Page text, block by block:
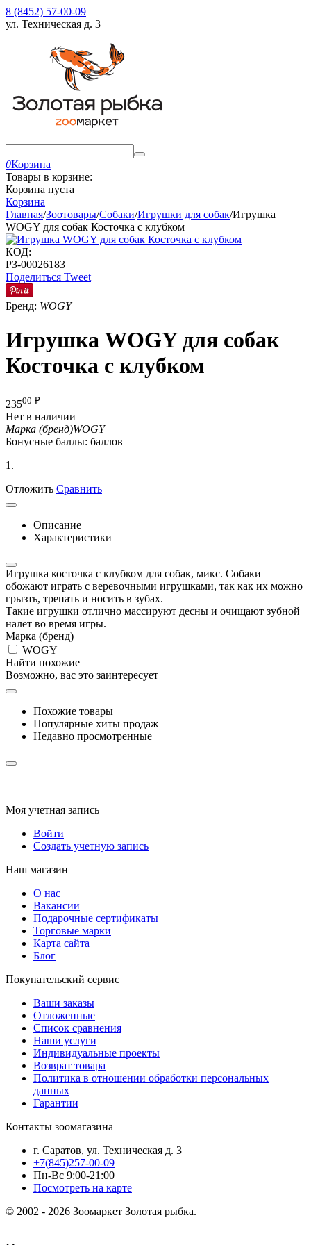
8 (8452) 57-00-09
ул. Техническая д. 3
0Корзина
Товары в корзине:
Корзина пуста
Корзина
Главная/Зоотовары/Собаки/Игрушки для собак/Игрушка
WOGY для собак Косточка с клубком
КОД:
РЗ-00026183
Поделиться Tweet
Бренд: WOGY
Игрушка WOGY для собак
Косточка с клубком
23500 ₽
Нет в наличии
Марка (бренд)WOGY
Бонусные баллы: баллов
1.
Отложить Сравнить
Описание
Характеристики
Игрушка косточка с клубком для собак, микс. Собаки
обожают играть с веревочными игрушками, так как их можно
грызть, трепать и носить в зубах.
Такие игрушки отлично массируют десны и очищают зубной
налет во время игры.
Марка (бренд)
WOGY
Найти похожие
Возможно, вас это заинтересует
Похожие товары
Популярные хиты продаж
Недавно просмотренные
Моя учетная запись
Войти
Создать учетную запись
Наш магазин
О нас
Вакансии
Подарочные сертификаты
Торговые марки
Карта сайта
Блог
Покупательский сервис
Ваши заказы
Отложенные
Список сравнения
Наши услуги
Индивидуальные проекты
Возврат товара
Политика в отношении обработки персональных
данных
Гарантии
Контакты зоомагазина
г. Саратов, ул. Техническая д. 3
+7(845)257-00-09
Пн-Вс 9:00-21:00
Посмотреть на карте
© 2002 - 2026 Зоомаркет Золотая рыбка.